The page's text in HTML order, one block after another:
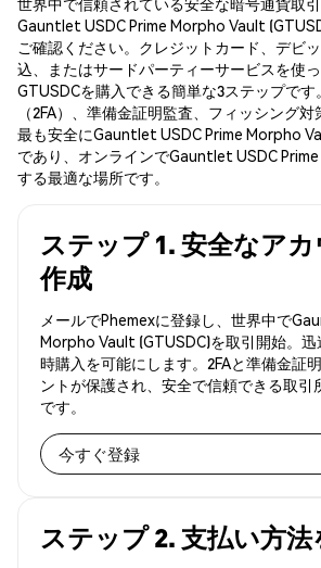
Gauntlet USDC Prime Morpho Vault
ご確認ください。クレジットカード、デビ
込、またはサードパーティーサービスを使
GTUSDCを購入できる簡単な3ステップで
（2FA）、準備金証明監査、フィッシング
最も安全にGauntlet USDC Prime Morpho
であり、オンラインでGauntlet USDC
する最適な場所です。
ステップ 1. 安全なア
作成
メールでPhemexに登録し、世界中で
Morpho Vault (GTUSDC)を取引開始。
時購入を可能にします。2FAと準備金証
ントが保護され、安全で信頼できる取引
です。
今すぐ登録
ステップ 2. 支払い方法